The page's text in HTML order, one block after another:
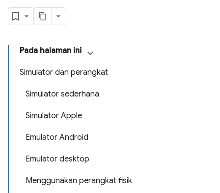
Pada halaman ini
Simulator dan perangkat
Simulator sederhana
Simulator Apple
Emulator Android
Emulator desktop
Menggunakan perangkat fisik